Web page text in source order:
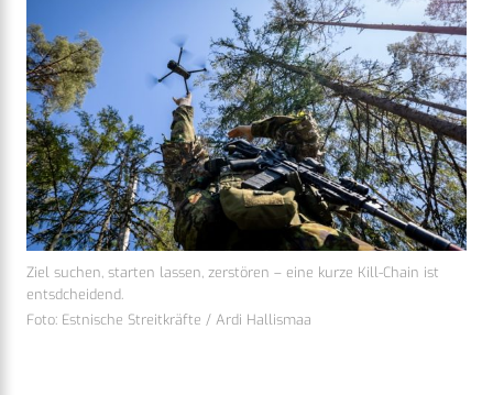
Ziel suchen, starten lassen, zerstören – eine kurze Kill-Chain ist
entsdcheidend.
Foto: Estnische Streitkräfte / Ardi Hallismaa